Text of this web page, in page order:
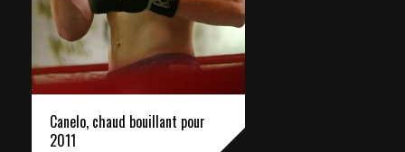
Canelo, chaud bouillant pour
2011